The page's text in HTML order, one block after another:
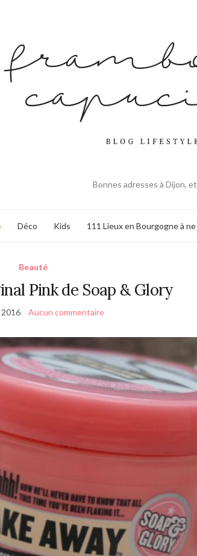
Bonnes adresses à Dijon,
Déco Kids 111 Lieux en Bourgogne à
Beauté
Pink de Soap & Glory
Aucun commentaire